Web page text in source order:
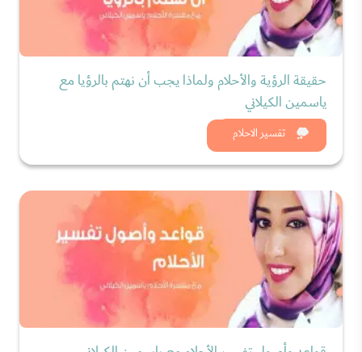
تفسير الاحلام
حقيقة الرؤية والأحلام ولماذا يجب أن نهتم بالرؤيا مع
ياسمين الكيلاني
شاهد الان